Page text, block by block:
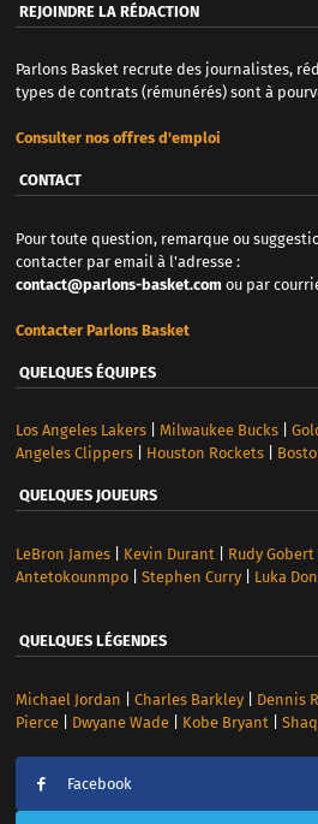
REJOINDRE LA RÉDACTION
Parlons Basket recrute des journalistes,
types de contrats (rémunérés) sont à
Consulter nos offres d'emploi
CONTACT
Pour toute question, remarque ou
contacter par email à l'adresse :
contact@parlons-basket.com ou par
Contacter Parlons Basket
QUELQUES ÉQUIPES
Los Angeles Lakers| Milwaukee Bucks|
Angeles Clippers| Houston Rockets|
QUELQUES JOUEURS
LeBron James| Kevin Durant Rudy Gobert
Antetokounmpo| Stephen Curry| Luka
QUELQUES LÉGENDES
Michael Jordan Charles Barkley| Dennis
Pierce| Dwyane Wade| Kobe Bryant
Facebook